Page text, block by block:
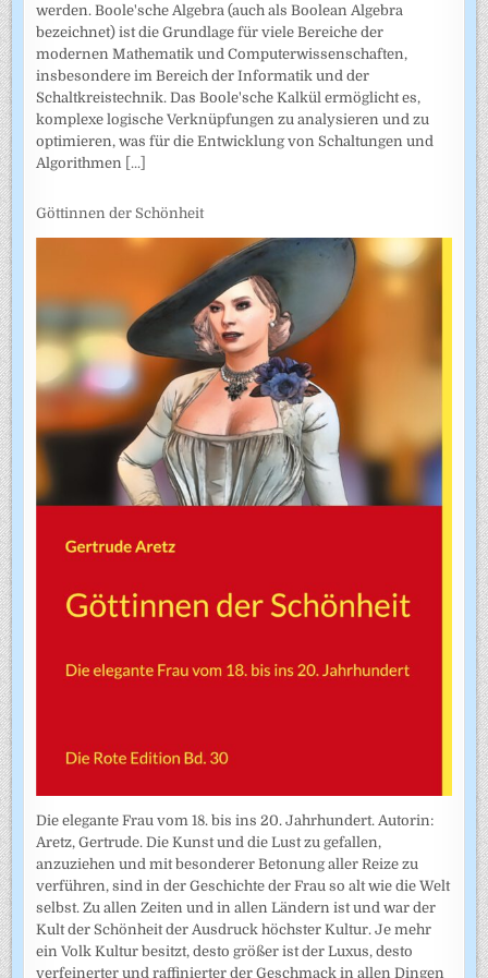
werden. Boole'sche Algebra (auch als Boolean Algebra
bezeichnet) ist die Grundlage für viele Bereiche der
modernen Mathematik und Computerwissenschaften,
insbesondere im Bereich der Informatik und der
Schaltkreistechnik. Das Boole'sche Kalkül ermöglicht es,
komplexe logische Verknüpfungen zu analysieren und zu
optimieren, was für die Entwicklung von Schaltungen und
Algorithmen [...]
Göttinnen der Schönheit
Die elegante Frau vom 18. bis ins 20. Jahrhundert. Autorin:
Aretz, Gertrude. Die Kunst und die Lust zu gefallen,
anzuziehen und mit besonderer Betonung aller Reize zu
verführen, sind in der Geschichte der Frau so alt wie die Welt
selbst. Zu allen Zeiten und in allen Ländern ist und war der
Kult der Schönheit der Ausdruck höchster Kultur. Je mehr
ein Volk Kultur besitzt, desto größer ist der Luxus, desto
verfeinerter und raffinierter der Geschmack in allen Dingen